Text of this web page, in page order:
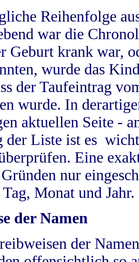
Reihenfolge
war die
Geburt krank war,
wurde das
der Taufeintrag
wurde. In
aktuellen Seite -
der Liste ist es
Eine
nur
Monat und Jahr.
der Namen
der